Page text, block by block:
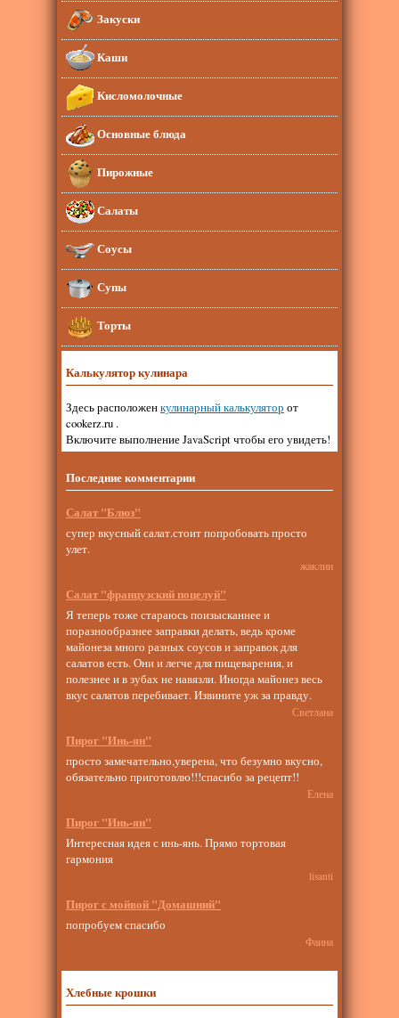
Закуски
Каши
Кисломолочные
Основные блюда
Пирожные
Салаты
Соусы
Супы
Торты
Калькулятор кулинара
Здесь расположенкулинарный калькулятор от
cookerz.ru .
Включите выполнение JavaScript чтобы его увидеть!
Последние комментарии
Салат "Блюз"
супер вкусный салат.стоит попробовать просто
улет.
жаклин
Салат "французский поцелуй"
Я теперь тоже стараюсь поизысканнее и
поразнообразнее заправки делать, ведь кроме
майонеза много разных соусов и заправок для
салатов есть. Они и легче для пищеварения, и
полезнее и в зубах не навязли. Иногда майонез весь
вкус салатов перебивает. Извините уж за правду.
Светлана
Пирог "Инь-ян"
просто замечательно,уверена, что безумно вкусно,
обязательно приготовлю!!!спасибо за рецепт!!
Елена
Пирог "Инь-ян"
Интересная идея с инь-янь. Прямо тортовая
гармония
lisanti
Пирог с мойвой "Домашний"
попробуем спасибо
Фаина
Хлебные крошки